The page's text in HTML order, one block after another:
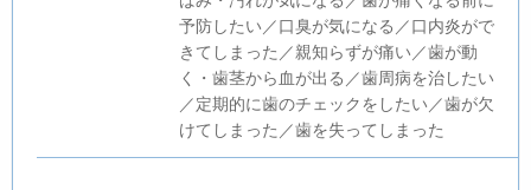
予防したい／口臭が気になる／口内炎がで
きてしまった／親知らずが痛い／歯が動
く・歯茎から血が出る／歯周病を治したい
／定期的に歯のチェックをしたい／歯が欠
けてしまった／歯を失ってしまった